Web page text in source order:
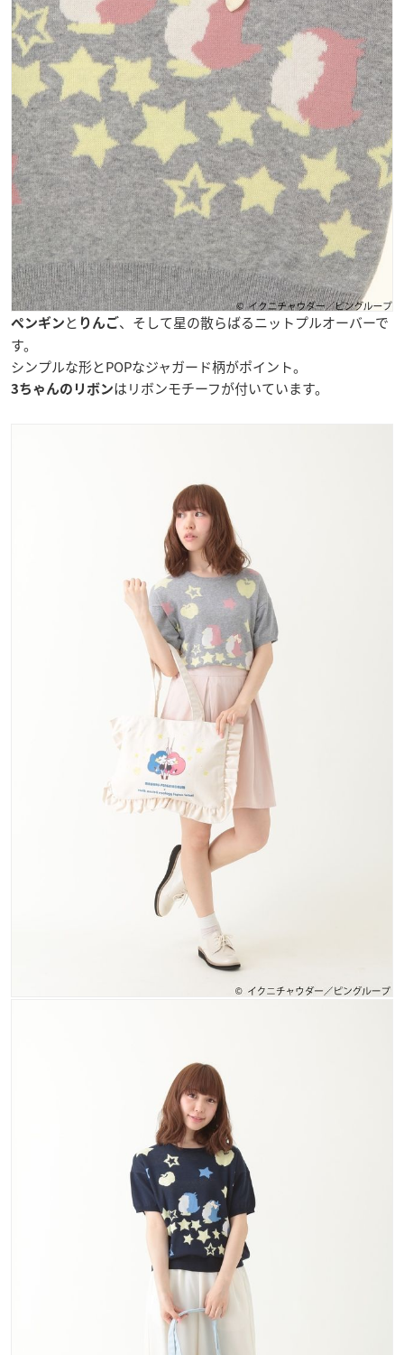
ペンギン と りんご 、そして星の散らばるニットプルオーバーで
す。
シンプルな形とPOPなジャガード柄がポイント。
3ちゃんのリボンはリボンモチーフが付いています。